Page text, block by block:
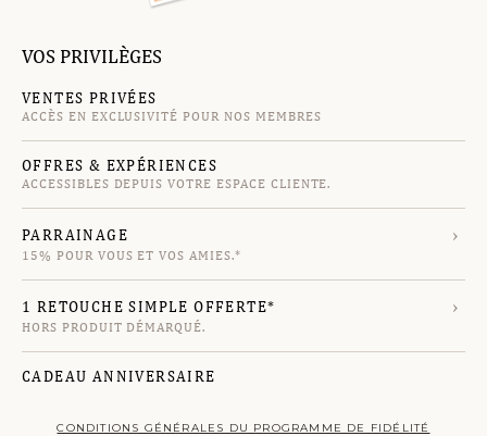
VOS PRIVILÈGES
VENTES PRIVÉES
ACCÈS EN EXCLUSIVITÉ POUR NOS MEMBRES
OFFRES & EXPÉRIENCES
ACCESSIBLES DEPUIS VOTRE ESPACE CLIENTE.
PARRAINAGE ›
15% POUR VOUS ET VOS AMIES.*
1 RETOUCHE SIMPLE OFFERTE* ›
HORS PRODUIT DÉMARQUÉ.
CADEAU ANNIVERSAIRE
CONDITIONS GÉNÉRALES DU PROGRAMME DE FIDÉLITÉ